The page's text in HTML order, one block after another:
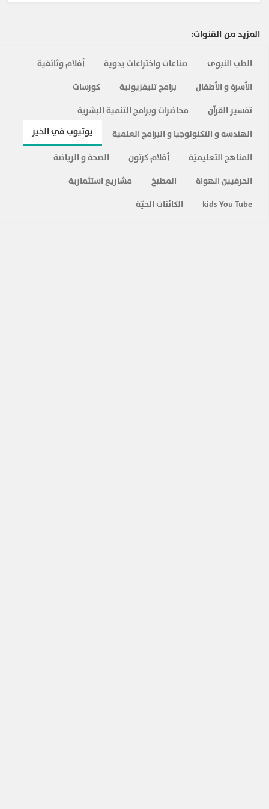
المزيد من القنوات:
الطب النبوى صناعات واختراعات يدوية
أفلام وثائقية
الأسرة و الأطفال
برامج تليفزيونية
كورسات
تفسير القرآن
محاضرات وبرامج التنمية البشرية
الهندسه و التكنولوجيا و البرامج العلمية
يوتيوب في الخير
المناهج التعليميّة
أفلام كرتون
الصحة و الرياضة
الحرفيين الهواة
المطبخ
مشاريع استثمارية
kids You Tube
الكائنات الحيّة